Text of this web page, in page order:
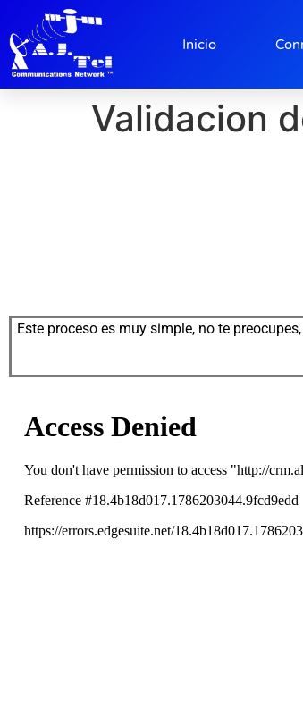
contenido
Inicio
Añade aquí tu
Validacion
Este proceso es muy simple, no te